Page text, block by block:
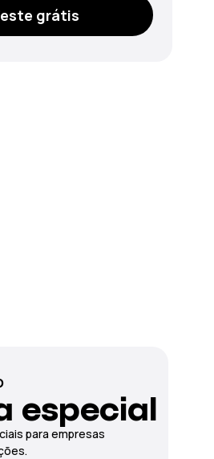
grátis
especial
para empresas